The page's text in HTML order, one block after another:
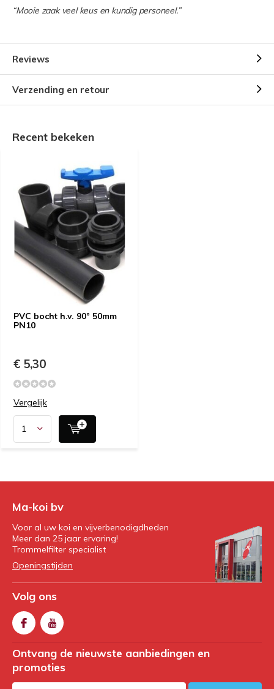
“Mooie zaak veel keus en kundig personeel.”
Reviews
Verzending en retour
Recent bekeken
PVC bocht h.v. 90° 50mm
PN10
€ 5,30
Vergelijk
Ma-koi bv
Voor al uw koi en vijverbenodigdheden
Meer dan 25 jaar ervaring!
Trommelfilter specialist
Openingstijden
Volg ons
Ontvang de nieuwste aanbiedingen en
promoties